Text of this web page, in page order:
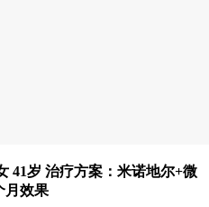
41岁 治疗方案：米诺地尔+微
月效果